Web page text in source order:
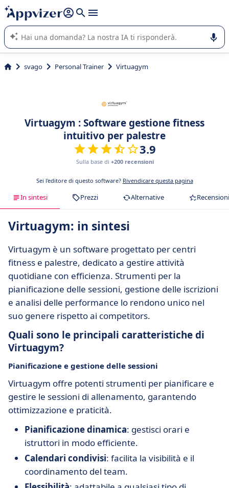
righe con
shift + enter
L'IA di Appvizer vi guida nell'utilizzo o nella scelta di un
software SaaS per la vostra azienda.
svago Personal Trainer Virtuagym
Virtuagym : Software gestione fitness
intuitivo per palestre
3.9
Sulla base di +200 recensioni
Sei l'editore di questo software? Rivendicare questa pagina
In sintesi Prezzi Alternative Recensioni
Virtuagym: in sintesi
Virtuagym è un software progettato per centri
fitness e palestre, dedicato a gestire attività
quotidiane con efficienza. Strumenti per la
pianificazione delle sessioni, gestione delle iscrizioni
e analisi delle performance lo rendono unico nel
suo genere rispetto ai competitors.
Quali sono le principali caratteristiche di
Virtuagym?
Pianificazione e gestione delle sessioni
Virtuagym offre potenti strumenti per pianificare e
gestire le sessioni di allenamento, garantendo
ottimizzazione e praticità.
Pianificazione dinamica: gestisci orari e
istruttori in modo efficiente.
Calendari condivisi: facilita la visibilità e il
coordinamento del team.